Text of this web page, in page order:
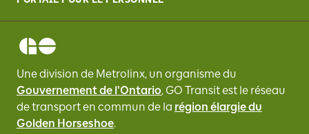
Une division de Metrolinx, un organisme du
Gouvernement de l'Ontario, GO Transitest le réseau
de transport en commun de la région élargie du
Golden Horseshoe.